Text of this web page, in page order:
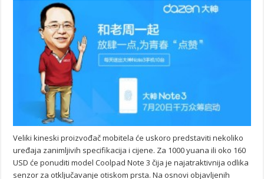
Veliki kineski proizvođač mobitela će uskoro predstaviti nekoliko
uređaja zanimljivih specifikacija i cijene. Za 1000 yuana ili oko 160
USD će ponuditi model Coolpad Note 3 čija je najatraktivnija odlika
senzor za otključavanje otiskom prsta. Na osnovi objavljenih